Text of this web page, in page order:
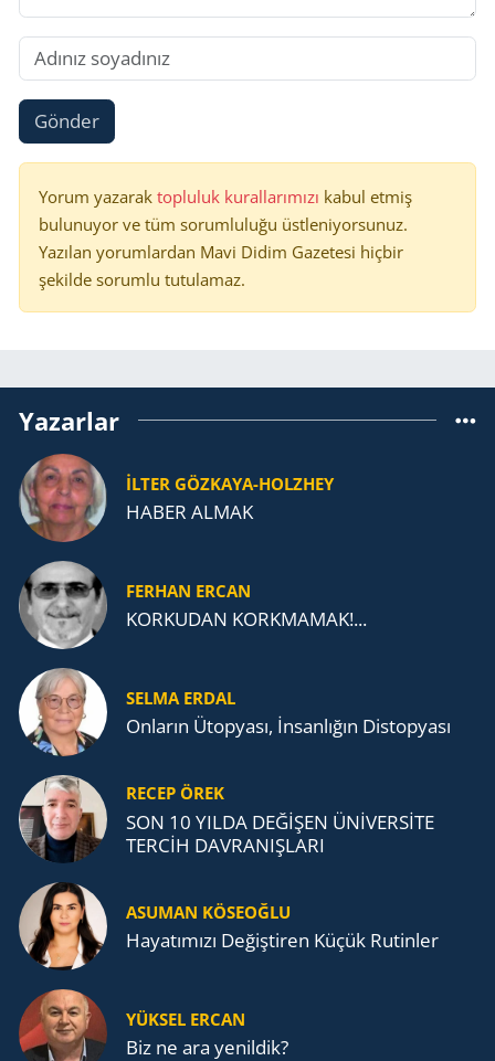
Gönder
Yorum yazarak topluluk kurallarımızı kabul etmiş
bulunuyor ve tüm sorumluluğu üstleniyorsunuz.
Yazılan yorumlardan Mavi Didim Gazetesi hiçbir
şekilde sorumlu tutulamaz.
Yazarlar
İLTER GÖZKAYA-HOLZHEY
HABER ALMAK
FERHAN ERCAN
KORKUDAN KORKMAMAK!...
SELMA ERDAL
Onların Ütopyası, İnsanlığın Distopyası
RECEP ÖREK
SON 10 YILDA DEĞİŞEN ÜNİVERSİTE
TERCİH DAVRANIŞLARI
ASUMAN KÖSEOĞLU
Ha­ya­tı­mı­zı De­ğiş­ti­ren Küçük Ru­tin­ler
YÜKSEL ERCAN
Biz ne ara yenildik?